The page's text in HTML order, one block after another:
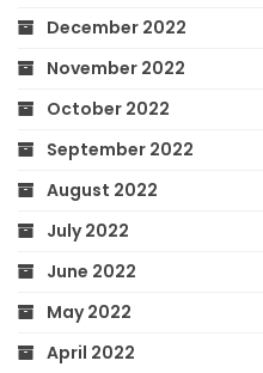
December 2022
November 2022
October 2022
September 2022
August 2022
July 2022
June 2022
May 2022
April 2022